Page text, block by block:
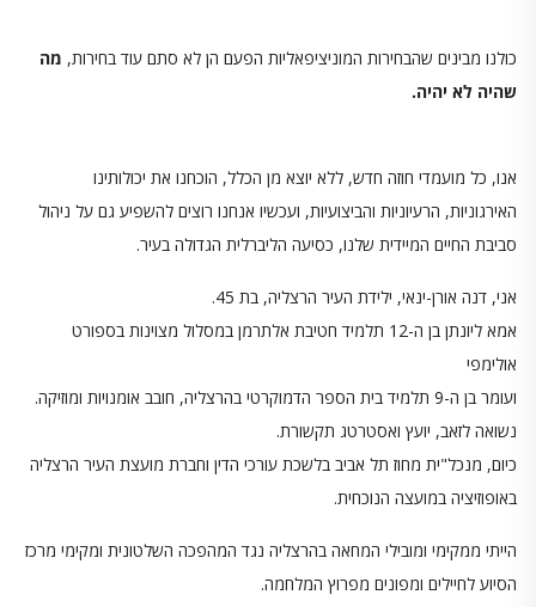
כולנו מבינים שהבחירות המוניציפאליות הפעם הן לא סתם עוד בחירות, מה
שהיה לא יהיה.
אנו, כל מועמדי חוזה חדש, ללא יוצא מן הכלל, הוכחנו את יכולותינו
האירגוניות, הרעיוניות והביצועיות, ועכשיו אנחנו רוצים להשפיע גם על ניהול
סביבת החיים המיידית שלנו, כסיעה הליברלית הגדולה בעיר.
אני, דנה אורן-ינאי, ילידת העיר הרצליה, בת 45.
אמא ליונתן בן ה-12 תלמיד חטיבת אלתרמן במסלול מצוינות בספורט
אולימפי
ועומר בן ה-9 תלמיד בית הספר הדמוקרטי בהרצליה, חובב אומנויות ומוזיקה.
נשואה לזאב, יועץ ואסטרטג תקשורת.
כיום, מנכל"ית מחוז תל אביב בלשכת עורכי הדין וחברת מועצת העיר הרצליה
באופוזיציה במועצה הנוכחית.
הייתי ממקימי ומובילי המחאה בהרצליה נגד המהפכה השלטונית ומקימי מרכז
הסיוע לחיילים ומפונים מפרוץ המלחמה.